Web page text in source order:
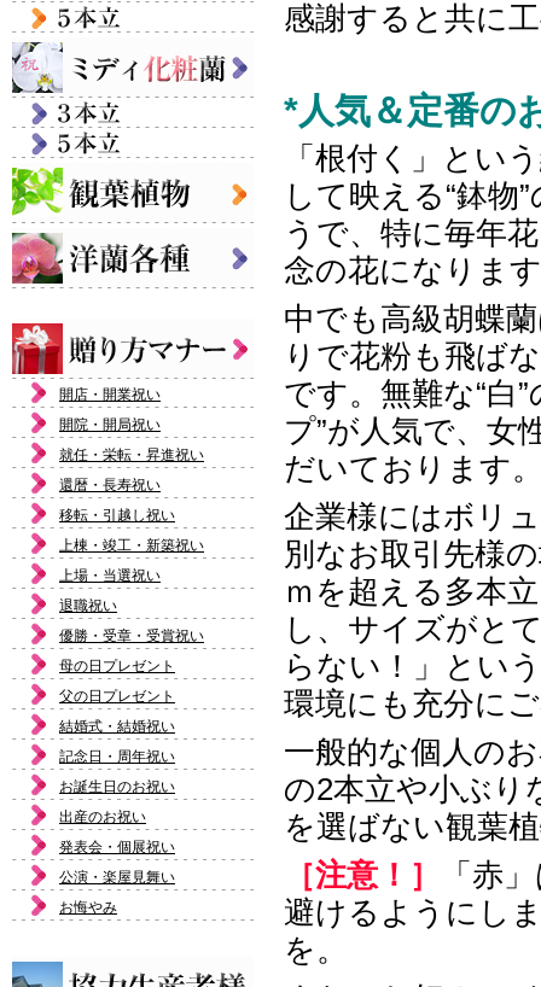
開店・開業祝い
開院・開局祝い
就任・栄転・昇進祝い
還暦・長寿祝い
移転・引越し祝い
上棟・竣工・新築祝い
上場・当選祝い
退職祝い
優勝・受章・受賞祝い
母の日プレゼント
父の日プレゼント
結婚式・結婚祝い
記念日・周年祝い
お誕生日のお祝い
出産のお祝い
発表会・個展祝い
公演・楽屋見舞い
お悔やみ
感謝すると共に
*人気＆定番の
「根付く」とい
して映える“鉢物
うで、特に毎年
念の花になりま
中でも高級胡蝶
りで花粉も飛ば
です。無難な“白
プ”が人気で、女
だいております
企業様にはボリ
別なお取引先様
ｍを超える多本
し、サイズがと
らない！」とい
環境にも充分に
一般的な個人の
の2本立や小ぶり
を選ばない観葉
［注意！］
「赤
避けるようにし
を。